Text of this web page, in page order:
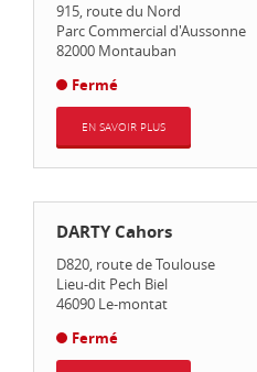
915, route du Nord
Parc Commercial d'Aussonne
82000 Montauban
Fermé
EN SAVOIR PLUS
DARTY Cahors
D820, route de Toulouse
Lieu-dit Pech Biel
46090 Le-montat
Fermé